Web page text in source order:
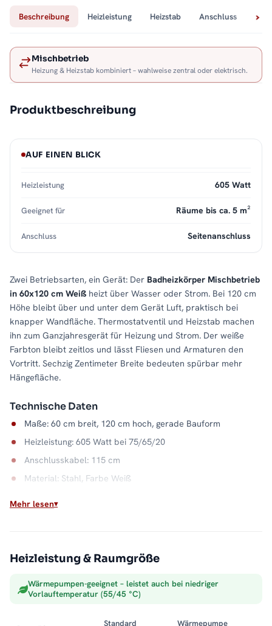
Beschreibung Heizleistung Heizstab Anschluss
Mischbetrieb
Heizung & Heizstab kombiniert – wahlweise zentral oder elektrisch.
Produktbeschreibung
Zwei Betriebsarten, ein Gerät: Der Badheizkörper Mischbetrieb
in 60x120 cm Weiß heizt über Wasser oder Strom. Bei 120 cm
Höhe bleibt über und unter dem Gerät Luft, praktisch bei
knapper Wandfläche. Thermostatventil und Heizstab machen
ihn zum Ganzjahresgerät für Heizung und Strom. Der weiße
Farbton bleibt zeitlos und lässt Fliesen und Armaturen den
Vortritt. Sechzig Zentimeter Breite bedeuten spürbar mehr
Hängefläche.
Technische Daten
Maße: 60 cm breit, 120 cm hoch, gerade Bauform
Heizleistung: 605 Watt bei 75/65/20
Anschlusskabel: 115 cm
Material: Stahl, Farbe Weiß
Das Beste aus zwei Welten
Im Mischbetrieb nutzen Sie im Winter die günstige Wärme der
Zentralheizung und heizen in der Übergangszeit elektrisch
ganzjährig warm. Alle Größen und Ausführungen der Serie
AUF EINEN BLICK
Heizleistung 605 Watt
Geeignet für Räume bis ca. 5 m²
Anschluss Seitenanschluss
Mehr lesen
Heizleistung & Raumgröße
Wärmepumpen-geeignet – leistet auch bei niedriger
Vorlauftemperatur (55/45 °C)
Standard Wärmepumpe